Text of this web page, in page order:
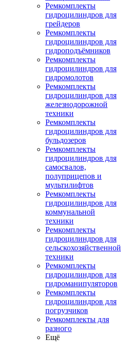
Ремкомплекты
гидроцилиндров для
грейдеров
Ремкомплекты
гидроцилиндров для
гидроподъёмников
Ремкомплекты
гидроцилиндров для
гидромолотов
Ремкомплекты
гидроцилиндров для
железнодорожной
техники
Ремкомплекты
гидроцилиндров для
бульдозеров
Ремкомплекты
гидроцилиндров для
самосвалов,
полуприцепов и
мультилифтов
Ремкомплекты
гидроцилиндров для
коммунальной
техники
Ремкомплекты
гидроцилиндров для
сельскохозяйственной
техники
Ремкомплекты
гидроцилиндров для
гидроманипуляторов
Ремкомплекты
гидроцилиндров для
погрузчиков
Ремкомплекты для
разного
Ещё